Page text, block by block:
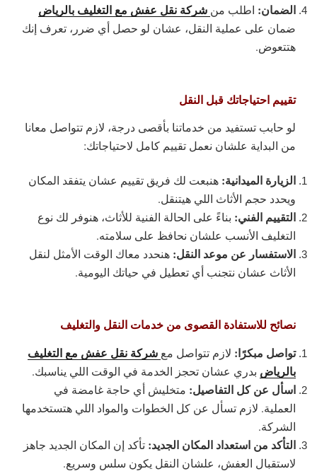
الضمان: اطلب من شركة نقل عفش مع التغليف بالرياض
ضمان على عملية النقل، عشان لو حصل أي ضرر، تعرف إنك
هتتعوض.
تقييم احتياجاتك قبل النقل
لو حابب تستفيد من خدماتنا بأقصى درجة، لازم تتواصل معانا
من البداية علشان نعمل تقييم كامل لاحتياجاتك:
الزيارة الميدانية: هنبعت لك فريق تقييم عشان يتفقد المكان
ويحدد حجم الأثاث اللي هيتنقل.
التقييم الفني: بناءً على الحالة الفنية للأثاث، هنوفر لك نوع
التغليف الأنسب علشان نحافظ على سلامته.
الاستفسار عن موعد النقل: هنحدد معاك الوقت الأمثل لنقل
الأثاث عشان نتجنب أي تعطيل في حياتك اليومية.
نصائح للاستفادة القصوى من خدمات النقل والتغليف
تواصل مبكرًا: لازم تتواصل مع شركة نقل عفش مع التغليف
بالرياض بدري عشان تحجز الخدمة في الوقت اللي يناسبك.
اسأل عن كل التفاصيل: متخليش أي حاجة غامضة في
العملية. لازم تسأل عن كل الخطوات والمواد اللي هتستخدمها
الشركة.
التأكد من استعداد المكان الجديد: تأكد إن المكان الجديد جاهز
لاستقبال العفش، علشان النقل يكون سلس وسريع.